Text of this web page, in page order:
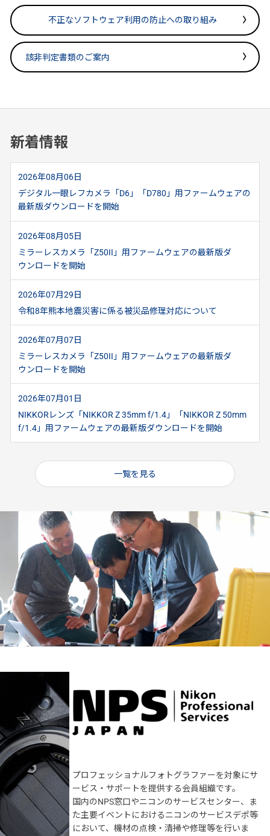
不正なソフトウェア利用の防止への取り組み
該非判定書類のご案内
新着情報
2026年08月06日
デジタル一眼レフカメラ「D6」「D780」用ファームウェアの
最新版ダウンロードを開始
2026年08月05日
ミラーレスカメラ「Z50II」用ファームウェアの最新版ダ
ウンロードを開始
2026年07月29日
令和8年熊本地震災害に係る被災品修理対応について
2026年07月07日
ミラーレスカメラ「Z50II」用ファームウェアの最新版ダ
ウンロードを開始
2026年07月01日
NIKKORレンズ「NIKKOR Z 35mm f/1.4」「NIKKOR Z 50mm
f/1.4」用ファームウェアの最新版ダウンロードを開始
一覧を見る
プロフェッショナルフォトグラファーを対象にサ
ービス・サポートを提供する会員組織です。
国内のNPS窓口やニコンのサービスセンター、ま
た主要イベントにおけるニコンのサービスデポ等
において、機材の点検・清掃や修理等を行いま